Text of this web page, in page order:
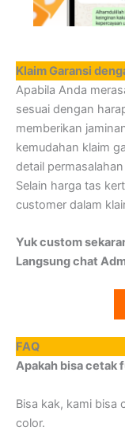
Klaim Garansi
Apabila Anda
sesuai dengan
memberikan
kemudahan klaim
detail
Selain harga tas
customer dalam
Yuk custom
Langsung chat
FAQ
Apakah bisa cetak
Bisa kak, kami bisa
color.